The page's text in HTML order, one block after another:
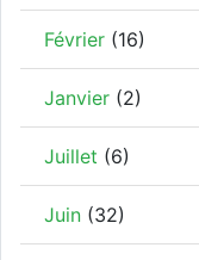
Février (16)
Janvier (2)
Juillet (6)
Juin (32)